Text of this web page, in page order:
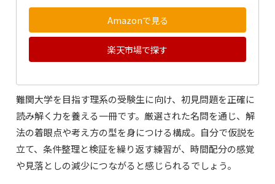
Amazonで見る
楽天市場で探す
難関大学を目指す理系の受験生に向け、初見問題を正確に
読み解く力を養える一冊です。厳選された名問を通じ、解
法の着眼点や考え方の型を身につける構成。自分で仮説を
立て、条件整理と検証を繰り返す練習が、時間配分の感覚
や見落としの減少につながると感じられるでしょう。